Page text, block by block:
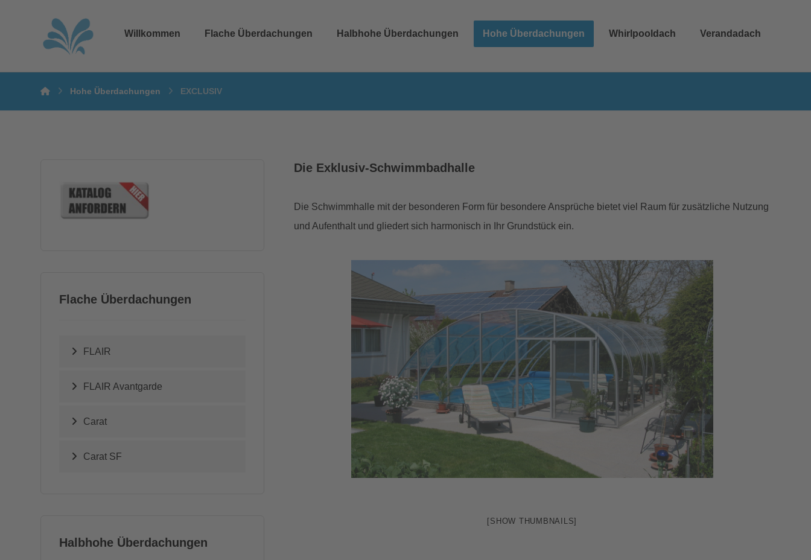
Willkommen Flache Überdachungen Halbhohe Überdachungen Hohe Überdachungen Whirlpooldach Verandadach
Hohe Überdachungen EXCLUSIV
Die Exklusiv-Schwimmbadhalle
Die Schwimmhalle mit der besonderen Form für besondere Ansprüche bietet viel Raum für zusätzliche Nutzung
und Aufenthalt und gliedert sich harmonisch in Ihr Grundstück ein.
[SHOW THUMBNAILS]
Flache Überdachungen
FLAIR
FLAIR Avantgarde
Carat
Carat SF
Halbhohe Überdachungen